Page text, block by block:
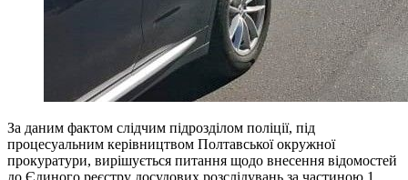
За даним фактом слідчим підрозділом поліції, під
процесуальним керівництвом Полтавської окружної
прокуратури, вирішується питання щодо внесення відомостей
до Єдиного реєстру досудових розслідувань за частиною 1